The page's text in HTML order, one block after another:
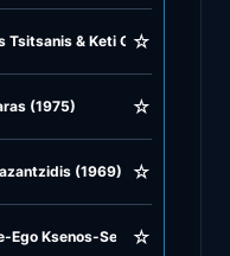
& Keti Gkrei (1950)
☆
(1975) ☆
(1969) ☆
Ego Ksenos-Se agapisa sto
☆